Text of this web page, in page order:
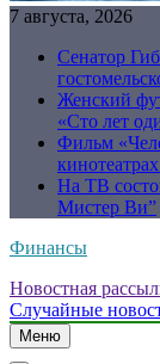
7 августа, 2026
Сенатор
Женский
«Сто лет
Фильм
На ТВ
Мистер Ви”
Финансы
Новостная
Случайные
Меню